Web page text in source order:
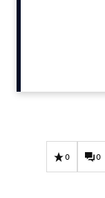
Effectiviteit
0 0